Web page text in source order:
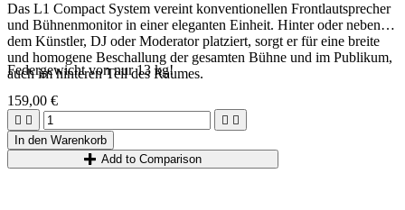
Das L1 Compact System vereint konventionellen Frontlautsprecher
und Bühnenmonitor in einer eleganten Einheit. Hinter oder neben
dem Künstler, DJ oder Moderator platziert, sorgt er für eine breite
und homogene Beschallung der gesamten Bühne und im Publikum,
auch im hinteren Teil des Raumes.
Federgewicht von nur 13 kg!
159,00 €
   
In den Warenkorb
Add to Comparison